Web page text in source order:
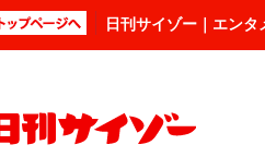
日刊サイゾー｜エン